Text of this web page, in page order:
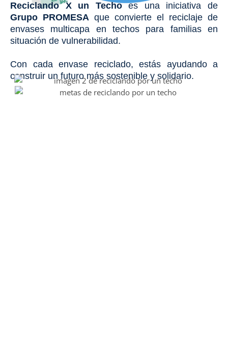
Reciclando X un Techoes una iniciativa de
Grupo PROMESA que convierte el reciclaje de
envases multicapa en techos para familias en
situación de vulnerabilidad.
Con cada envase reciclado, estás ayudando a
construir un futuro más sostenible y solidario.